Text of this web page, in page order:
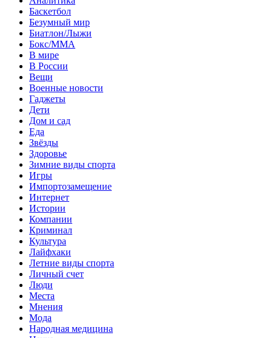
Баскетбол
Безумный мир
Биатлон/Лыжи
Бокс/MMA
В мире
В России
Вещи
Военные новости
Гаджеты
Дети
Дом и сад
Еда
Звёзды
Здоровье
Зимние виды спорта
Игры
Импортозамещение
Интернет
Истории
Компании
Криминал
Культура
Лайфхаки
Летние виды спорта
Личный счет
Люди
Места
Мнения
Мода
Народная медицина